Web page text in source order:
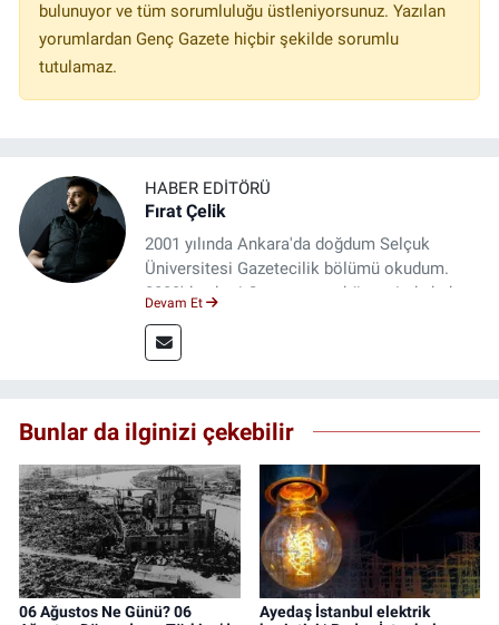
bulunuyor ve tüm sorumluluğu üstleniyorsunuz. Yazılan
yorumlardan Genç Gazete hiçbir şekilde sorumlu
tutulamaz.
HABER EDITÖRÜ
Fırat Çelik
2001 yılında Ankara'da doğdum Selçuk
Üniversitesi Gazetecilik bölümü okudum.
2023'den beri Genç gazete bünyesinde haber
Devam Et
Bunlar da ilginizi çekebilir
06 Ağustos Ne Günü? 06
Ayedaş İstanbul elektrik